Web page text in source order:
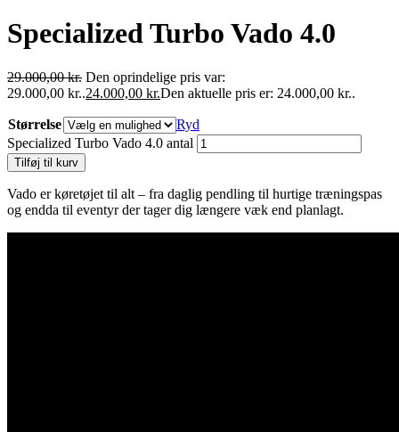
Specialized Turbo Vado 4.0
29.000,00kr. Den oprindelige pris var:
29.000,00 kr..24.000,00 kr.Den aktuelle pris er: 24.000,00 kr..
Størrelse
Ryd
Specialized Turbo Vado 4.0 antal
Tilføj til kurv
Vado er køretøjet til alt – fra daglig pendling til hurtige træningspas
og endda til eventyr der tager dig længere væk end planlagt.